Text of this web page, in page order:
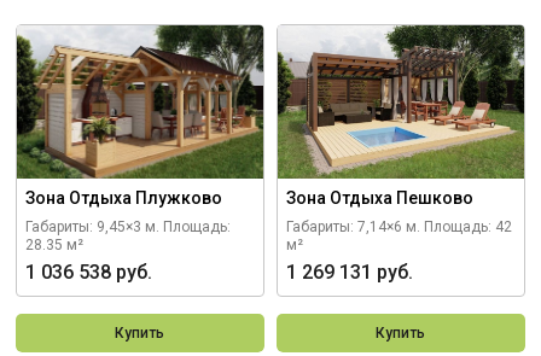
Зона Отдыха Плужково
Габариты: 9,45×3 м. Площадь:
28.35 м²
1 036 538 руб.
Купить
Зона Отдыха Пешково
Габариты: 7,14×6 м. Площадь: 42
м²
1 269 131 руб.
Купить